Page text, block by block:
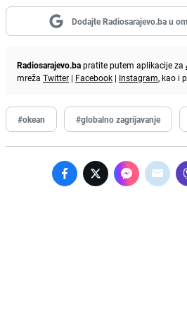
Dodajte Radiosarajevo.ba u
Radiosarajevo.bapratite putem aplikacije za
mreža Twitter | Facebook | Instagram, kao i
#okean #globalno zagrijavanje